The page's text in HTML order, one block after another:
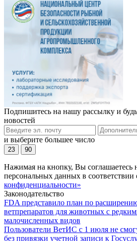
Подпишитесь на нашу рассылку и
новостей
и выберите большее число
23 90
Нажимая на кнопку, Вы соглашаетесь
персональных данных в соответствии
конфиденциальности»
Законодательство
FDA представило план по
ветпрепаратов для животных с
малочисленных видов
Пользователи ВетИС с 1 июля не
без привязки учетной записи к